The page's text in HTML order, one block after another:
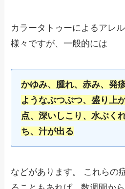
カラータトゥーによるアレ
様々ですが、一般的には
かゆみ、腫れ、赤み、発
ようなぶつぶつ、盛り上
点、深いしこり、水ぶく
ち、汁が出る
などがあります。 これらの